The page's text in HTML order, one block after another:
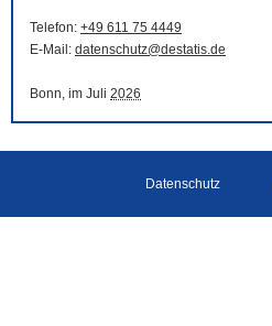
Telefon: +49 611 75 4449
E-Mail : datenschutz@destatis.de
Bonn, im Juli 2026
Datenschutz